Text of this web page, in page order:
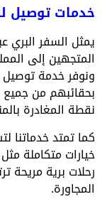
خدمات توصيل
يمثل السفر البري
المتجهين إلى
ونوفر خدمة
بحقائبهم من
نقطة المغادرة
كما تمتد خدماتنا
خيارات متكاملة مثل
رحلات برية مريحة
المجاورة.